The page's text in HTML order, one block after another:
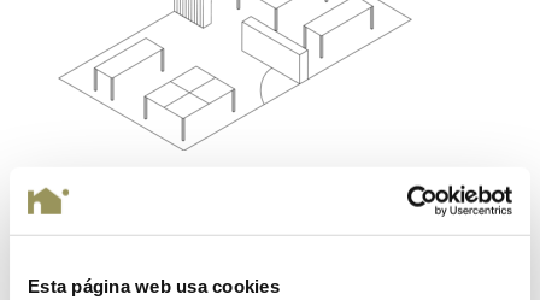
Esta página web usa cookies
Enviar comentario